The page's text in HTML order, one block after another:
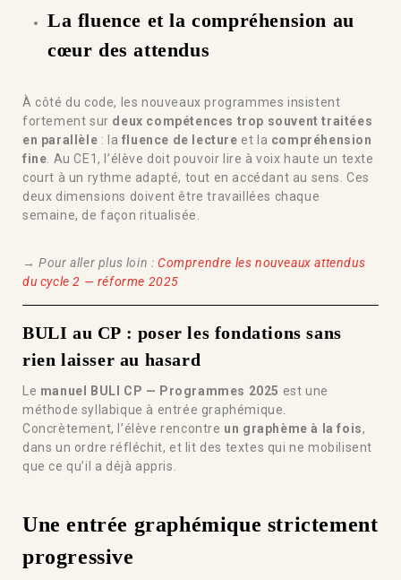
La fluence et la compréhension au
cœur des attendus
À côté du code, les nouveaux programmes insistent
fortement sur deux compétences trop souvent traitées
en parallèle : la fluence de lecture et la compréhension
fine . Au CE1, l’élève doit pouvoir lire à voix haute un texte
court à un rythme adapté, tout en accédant au sens. Ces
deux dimensions doivent être travaillées chaque
semaine, de façon ritualisée.
→ Pour aller plus loin : Comprendre les nouveaux attendus
du cycle 2 — réforme 2025
BULI au CP : poser les fondations sans
rien laisser au hasard
Le manuel BULI CP — Programmes 2025 est une
méthode syllabique à entrée graphémique.
Concrètement, l’élève rencontre un graphème à la fois,
dans un ordre réfléchit, et lit des textes qui ne mobilisent
que ce qu’il a déjà appris.
Une entrée graphémique strictement
progressive